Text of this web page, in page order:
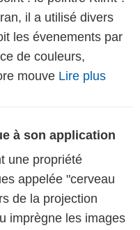
il a utilisé divers
les évenements par
de couleurs,
mouve Lire plus
à son application
une propriété
appelée "cerveau
de la projection
imprègne les images